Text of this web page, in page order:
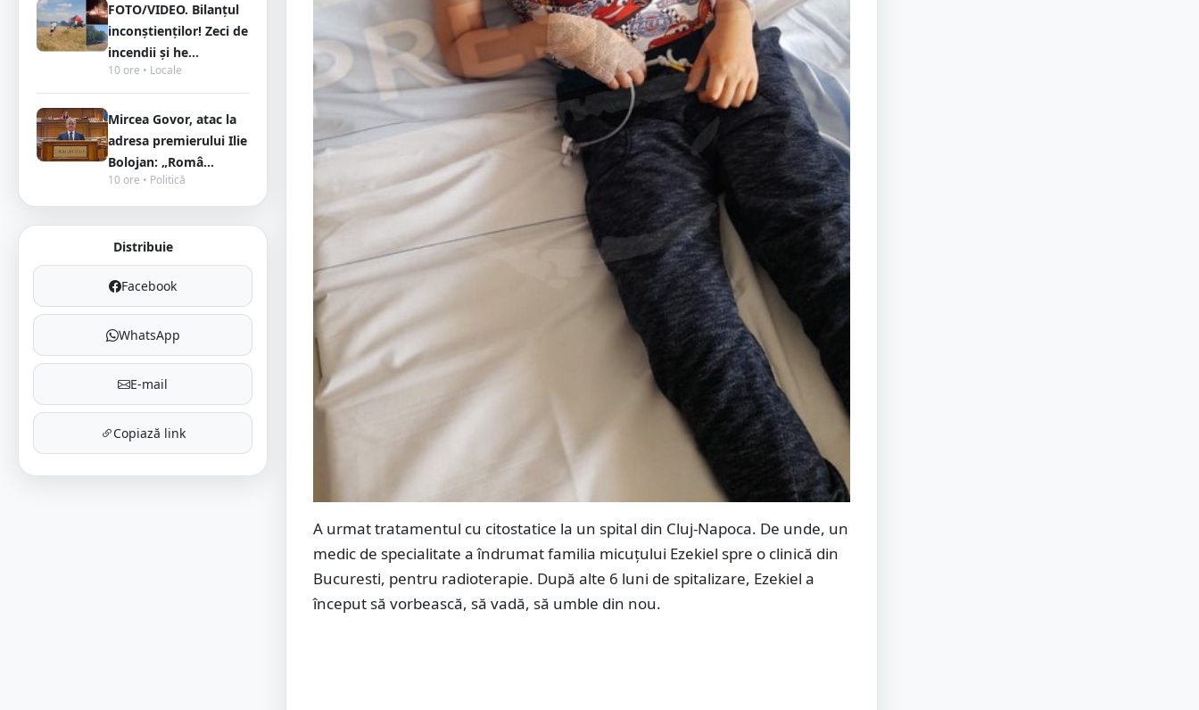
FOTO/VIDEO. Bilanțul
inconștienților! Zeci de
incendii și he...
10 ore • Locale
Mircea Govor, atac la
adresa premierului Ilie
Bolojan: „Româ...
10 ore • Politică
Distribuie
Facebook
WhatsApp
E-mail
Copiază link
A urmat tratamentul cu citostatice la un spital din Cluj-Napoca. De unde, un
medic de specialitate a îndrumat familia micuțului Ezekiel spre o clinică din
Bucuresti, pentru radioterapie. După alte 6 luni de spitalizare, Ezekiel a
început să vorbească, să vadă, să umble din nou.